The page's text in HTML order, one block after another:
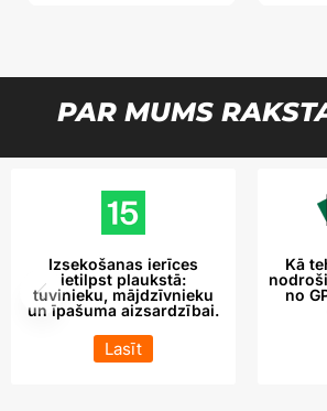
PAR MUMS
Izsekošanas ierīces
ietilpst plaukstā:
tuvinieku, mājdzīvnieku
un īpašuma aizsardzībai.
Lasīt
Kā
no